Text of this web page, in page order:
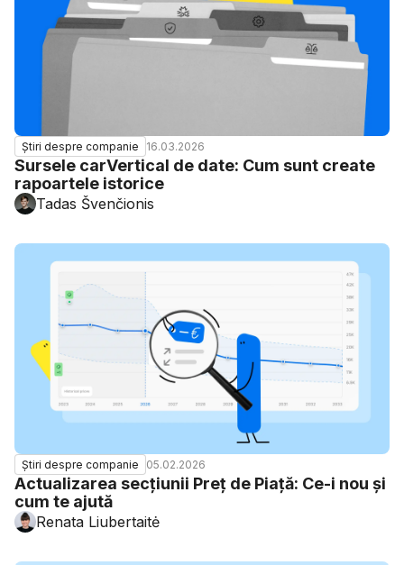
Știri despre companie 16.03.2026
Sursele carVertical de date: Cum sunt create
rapoartele istorice
Tadas Švenčionis
Știri despre companie 05.02.2026
Actualizarea secțiunii Preț de Piață: Ce-i nou și
cum te ajută
Renata Liubertaitė